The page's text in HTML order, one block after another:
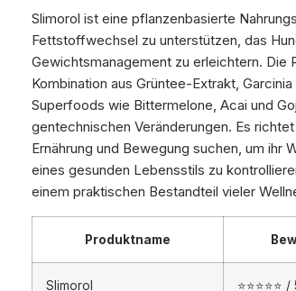
Slimorol ist eine pflanzenbasierte
Fettstoffwechsel zu unterstützen, das
Gewichtsmanagement zu erleichtern.
Kombination aus Grüntee-Extrakt,
Superfoods wie Bittermelone, Acai und
gentechnischen Veränderungen. Es
Ernährung und Bewegung suchen, um ihr
eines gesunden Lebensstils zu
einem praktischen Bestandteil vieler
Produktname
Slimorol ⭐⭐⭐⭐⭐ /